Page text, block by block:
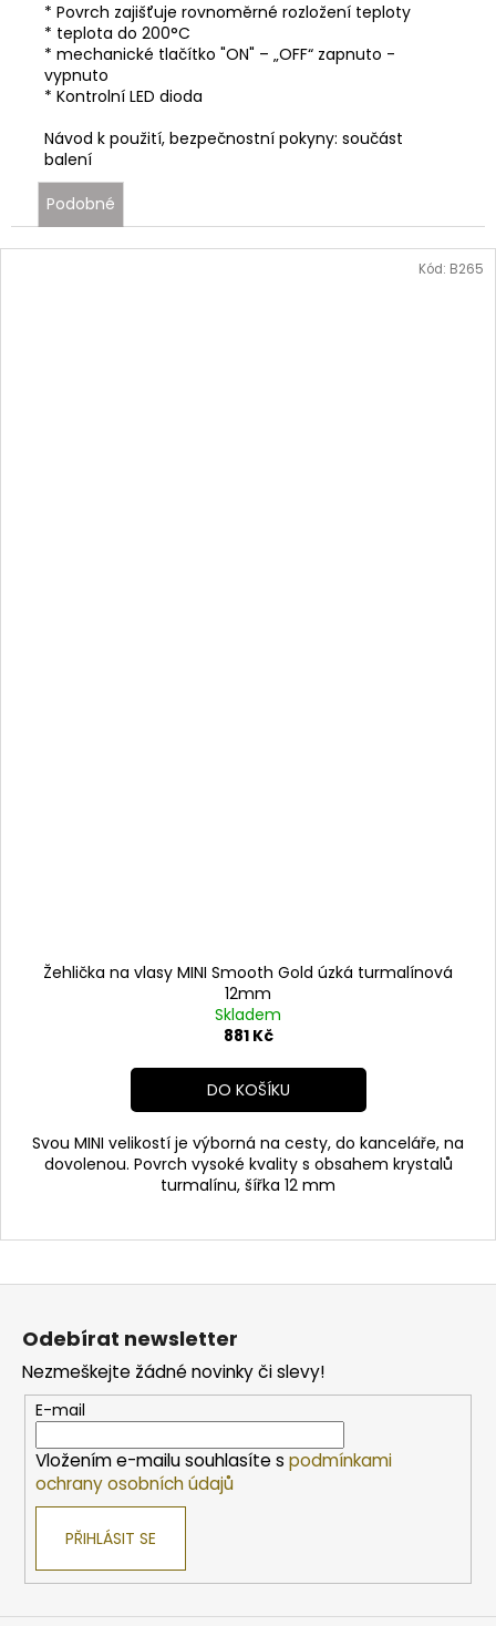
* Povrch zajišťuje rovnoměrné rozložení teploty
* teplota do 200°C
* mechanické tlačítko "ON" – „OFF“ zapnuto -
vypnuto
* Kontrolní LED dioda
Návod k použití, bezpečnostní pokyny: součást
balení
Podobné
Žehlička na vlasy MINI Smooth Gold úzká turmalínová
12mm
Skladem
881 Kč
DO KOŠÍKU
Svou MINI velikostí je výborná na cesty, do kanceláře, na
dovolenou. Povrch vysoké kvality s obsahem krystalů
turmalínu, šířka 12 mm
Kód: B265
Z
Odebírat newsletter
Nezmeškejte žádné novinky či slevy!
E-mail
Vložením e-mailu souhlasíte s podmínkami
ochrany osobních údajů
PŘIHLÁSIT SE